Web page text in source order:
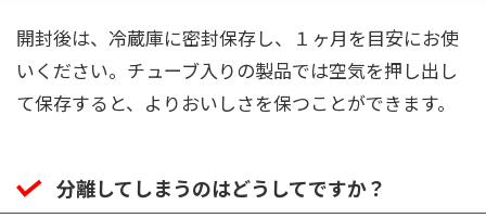
開封後は、冷蔵庫に密封保存し、１ヶ月を目安にお使
いください。チューブ入りの製品では空気を押し出し
て保存すると、よりおいしさを保つことができます。
分離してしまうのはどうしてですか？